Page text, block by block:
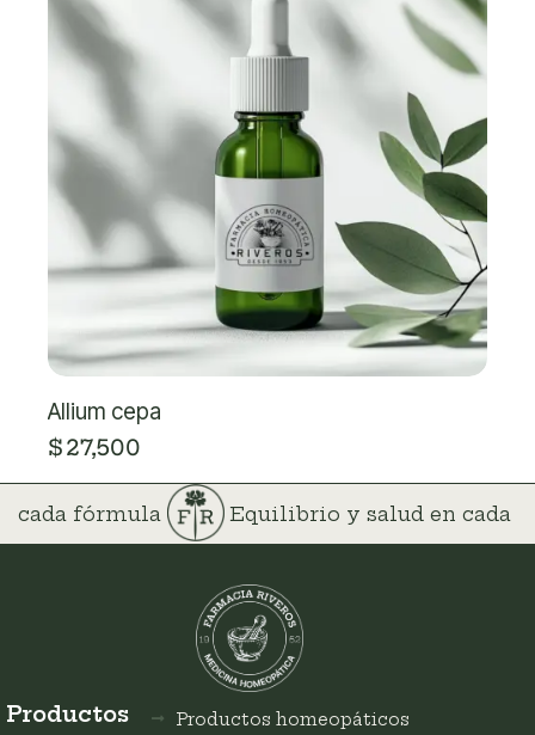
Allium cepa
$27,500
cada fórmula Equilibrio y salud en cada
Productos
Productos homeopáticos